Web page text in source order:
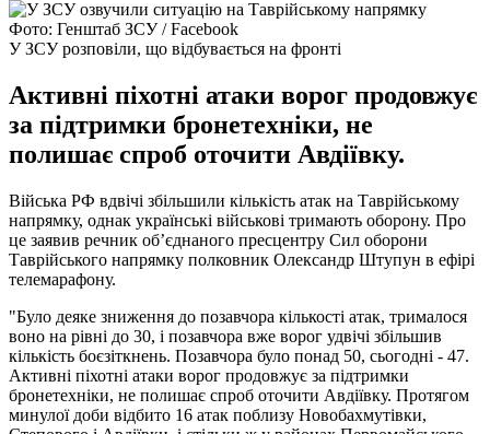
Фото: Генштаб ЗСУ / Facebook
У ЗСУ розповіли, що відбувається на фронті
Активні піхотні атаки ворог продовжує
за підтримки бронетехніки, не
полишає спроб оточити Авдіївку.
Війська РФ вдвічі збільшили кількість атак на Таврійському
напрямку, однак українські військові тримають оборону. Про
це заявив речник об’єднаного пресцентру Сил оборони
Таврійського напрямку полковник Олександр Штупун в ефірі
телемарафону.
"Було деяке зниження до позавчора кількості атак, трималося
воно на рівні до 30, і позавчора вже ворог удвічі збільшив
кількість боєзіткнень. Позавчора було понад 50, сьогодні - 47.
Активні піхотні атаки ворог продовжує за підтримки
бронетехніки, не полишає спроб оточити Авдіївку. Протягом
минулої доби відбито 16 атак поблизу Новобахмутівки,